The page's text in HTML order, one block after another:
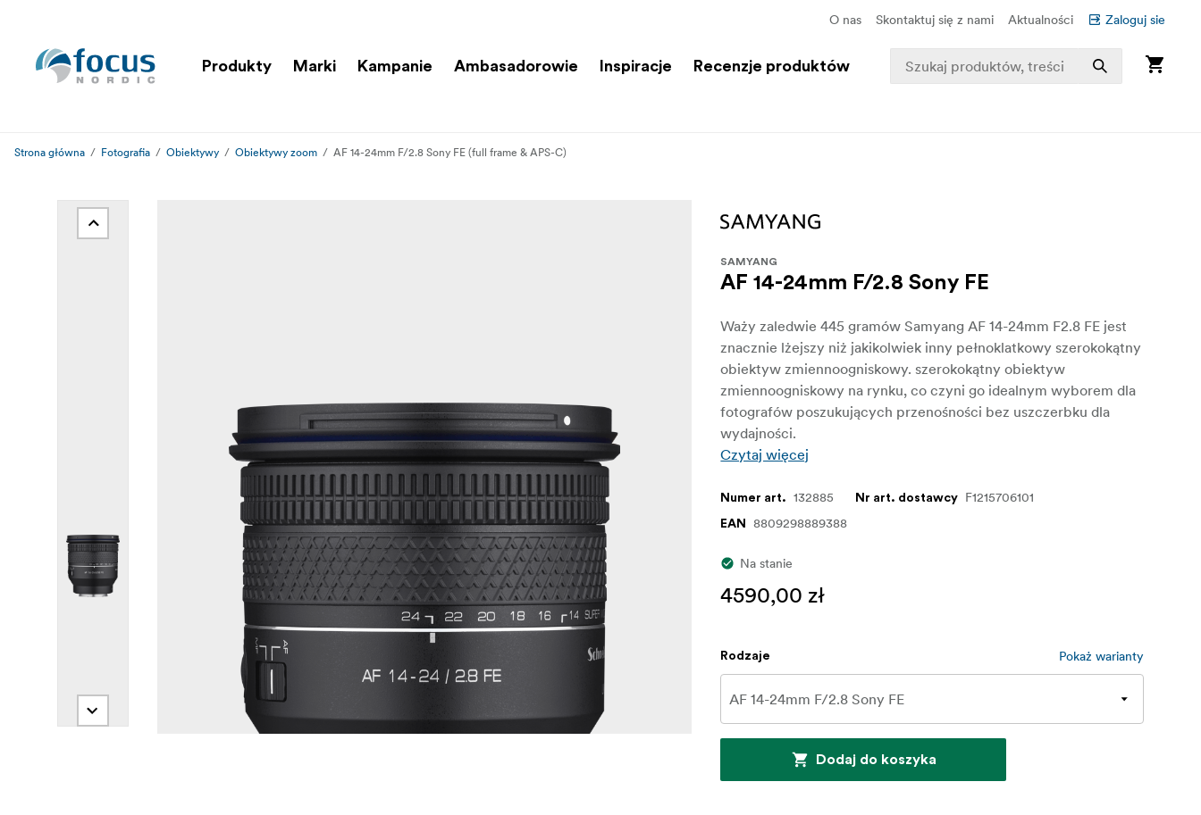
O nas Skontaktuj się z nami Aktualności Zaloguj sie
Produkty Marki Kampanie Ambasadorowie Inspiracje Recenzje produktów
Strona główna Fotografia Obiektywy Obiektywy zoom AF 14-24mm F/2.8 Sony FE (full frame & APS-C)
SAMYANG
AF 14-24mm F/2.8 Sony FE
Waży zaledwie 445 gramów Samyang AF 14-24mm F2.8 FE jest
znacznie lżejszy niż jakikolwiek inny pełnoklatkowy szerokokątny
obiektyw zmiennoogniskowy. szerokokątny obiektyw
zmiennoogniskowy na rynku, co czyni go idealnym wyborem dla
fotografów poszukujących przenośności bez uszczerbku dla
wydajności.
Czytaj więcej
Numer art. 132885 Nr art. dostawcy F1215706101
EAN 8809298889388
Na stanie
4590,00 zł
Rodzaje Pokaż warianty
Dodaj do koszyka